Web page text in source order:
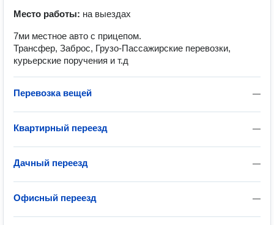
Место работы: на выездах
7ми местное авто с прицепом.
Трансфер, Заброс, Грузо-Пассажирские перевозки,
курьерские поручения и т.д
—
Перевозка вещей
—
Квартирный переезд
—
Дачный переезд
—
Офисный переезд